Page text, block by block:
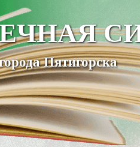
Пятигорска